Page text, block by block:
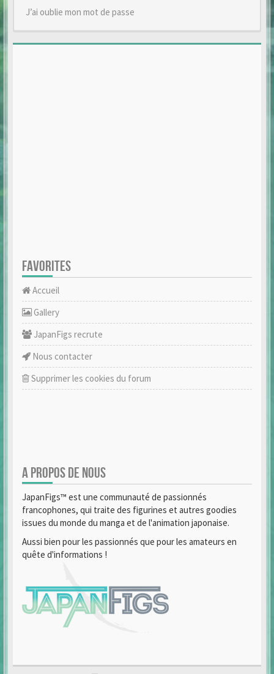
J’ai oublie mon mot de passe
FAVORITES
Accueil
Gallery
JapanFigs recrute
Nous contacter
Supprimer les cookies du forum
A PROPOS DE NOUS
JapanFigs™ est une communauté de passionnés
francophones, qui traite des figurines et autres goodies
issues du monde du manga et de l'animation japonaise.
Aussi bien pour les passionnés que pour les amateurs en
quête d'informations !